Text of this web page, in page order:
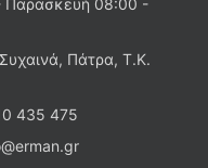
Παρασκευή 08:00 -
Πάτρα, Τ.Κ.
435 475